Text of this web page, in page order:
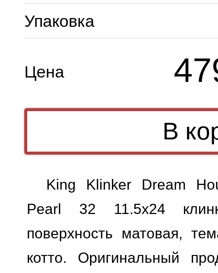
Упаковка
Цена
King Klinker Dream
Pearl 32 11.5x24
поверхность матовая,
котто. Оригинальный